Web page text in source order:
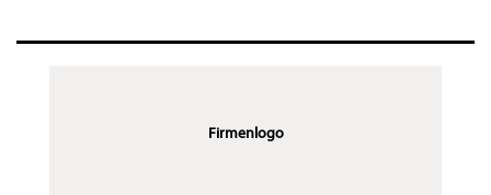
Firmenlogo